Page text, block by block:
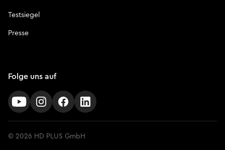
Testsiegel
Presse
Folge uns auf
© 2026 HD PLUS GmbH